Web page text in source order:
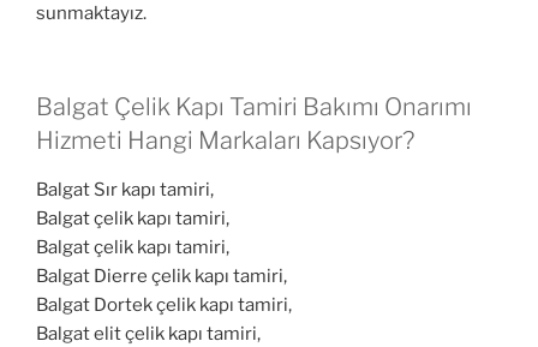
sunmaktayız.
Balgat Çelik Kapı Tamiri Bakımı Onarımı
Hizmeti Hangi Markaları Kapsıyor?
Balgat Sır kapı tamiri,
Balgat çelik kapı tamiri,
Balgat çelik kapı tamiri,
Balgat Dierre çelik kapı tamiri,
Balgat Dortek çelik kapı tamiri,
Balgat elit çelik kapı tamiri,